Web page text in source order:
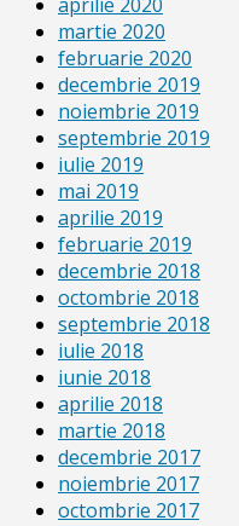
martie 2020
februarie 2020
decembrie 2019
noiembrie 2019
septembrie 2019
iulie 2019
mai 2019
aprilie 2019
februarie 2019
decembrie 2018
octombrie 2018
septembrie 2018
iulie 2018
iunie 2018
aprilie 2018
martie 2018
decembrie 2017
noiembrie 2017
octombrie 2017